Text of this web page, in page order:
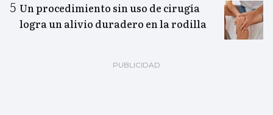
Un procedimiento sin uso de cirugía
logra un alivio duradero en la rodilla